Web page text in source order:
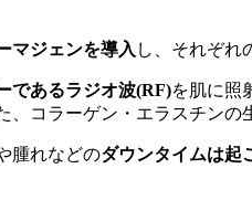
マジェンを導入 し、それぞれ
であるラジオ波(RF)を肌に照
、コラーゲン・エラスチンの
腫れなどのダウンタイムは起